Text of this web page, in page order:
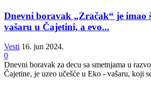
Dnevni boravak „Zračak“ je imao
vašaru u Čajetini, a evo...
Vesti 16. jun 2024.
0
Dnevni boravak za decu sa smetnjama u
Čajetine, je uzeo učešće u Eko - vašaru, koji